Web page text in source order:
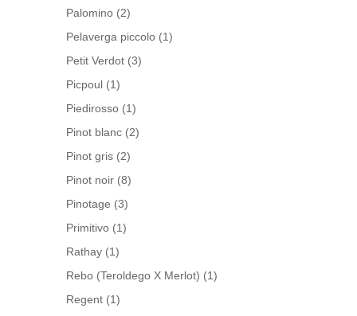
Palomino (2)
Pelaverga piccolo (1)
Petit Verdot (3)
Picpoul (1)
Piedirosso (1)
Pinot blanc (2)
Pinot gris (2)
Pinot noir (8)
Pinotage (3)
Primitivo (1)
Rathay (1)
Rebo (Teroldego X Merlot) (1)
Regent (1)